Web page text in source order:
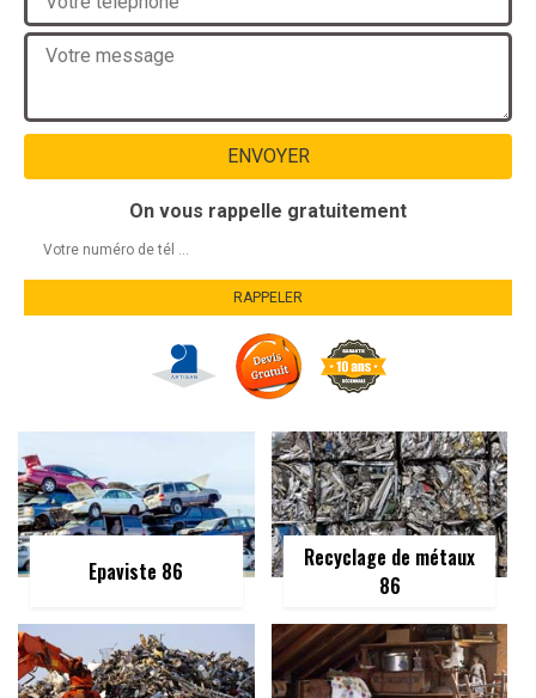
On vous rappelle gratuitement
Epaviste 86
Recyclage de métaux
86